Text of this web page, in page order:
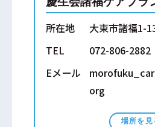
所在地
大東市諸福1-
TEL
072-806-2882
Eメール
org
場所を見